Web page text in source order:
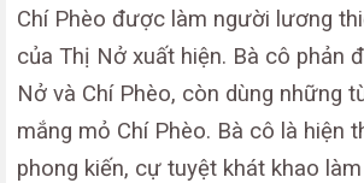
Chí Phèo được làm người lương
của Thị Nở xuất hiện. Bà cô phản
Nở và Chí Phèo, còn dùng những
mắng mỏ Chí Phèo. Bà cô là hiện
phong kiến, cự tuyệt khát khao